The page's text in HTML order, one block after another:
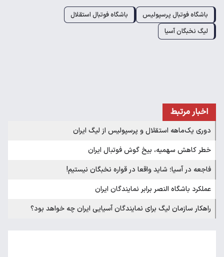
باشگاه فوتبال پرسپولیس
باشگاه فوتبال استقلال
لیگ نخبگان آسیا
اخبار مرتبط
دوری یک‌ماهه استقلال و پرسپولیس از لیگ ایران
خطر کاهش سهمیه، بیخ گوش فوتبال ایران
فاجعه در آسیا؛ شاید واقعا در قواره نخبگان نیستیم!
عملکرد باشگاه النصر برابر نمایندگان ایران
راهکار سازمان لیگ برای نمایندگان آسیایی ایران چه خواهد بود؟